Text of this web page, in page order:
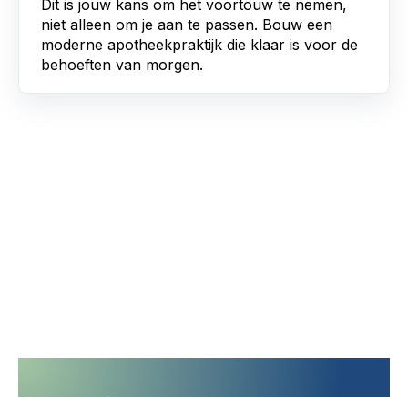
Dit is jouw kans om het voortouw te nemen,
niet alleen om je aan te passen. Bouw een
moderne apotheekpraktijk die klaar is voor de
behoeften van morgen.